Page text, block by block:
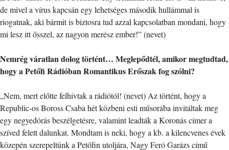
de mivel a vírus kapcsán egy lehetséges második hullámmal is
riogatnak, aki bármit is biztosra tud azzal kapcsolatban mondani, hogy
mi lesz itt ősszel, az nagyon merész ember!” (nevet)
Nemrég váratlan dolog történt… Meglepődtél, amikor megtudtad,
hogy a Petőfi Rádióban Romantikus Erőszak fog szólni?
„Nem, mert előtte felhívtak a rádiótól! (nevet) Az történt, hogy a
Republic-os Boross Csaba hét közbeni esti műsorába invitáltak meg
egy negyedórás beszélgetésre, valamint leadták a Koronás címer a
szíved felett dalunkat. Mondtam is neki, hogy a kb. a kilencvenes évek
közepén szerepeltünk a Petőfin utoljára, Nagy Feró Garázs című